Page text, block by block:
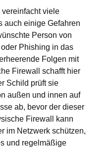
vereinfacht viele
auch einige Gefahren
Person von
Phishing in das
Folgen mit
Firewall schafft hier
Schild prüft sie
außen und innen auf
ab, bevor der dieser
Firewall kann
im Netzwerk schützen,
und regelmäßige